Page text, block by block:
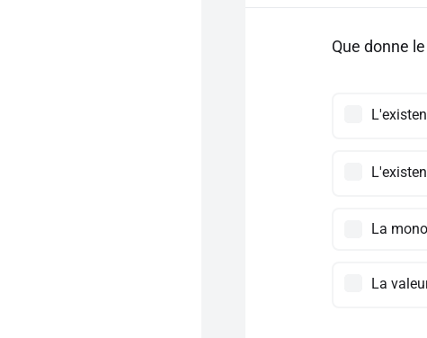
Que donne
La
La